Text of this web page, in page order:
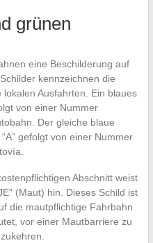
grünen
eine Beschilderung auf
kennzeichnen die
Ausfahrten. Ein blaues
von einer Nummer
Der gleiche blaue
gefolgt von einer Nummer
Abschnitt weist
(Maut) hin. Dieses Schild ist
die mautpflichtige Fahrbahn
vor einer Mautbarriere zu